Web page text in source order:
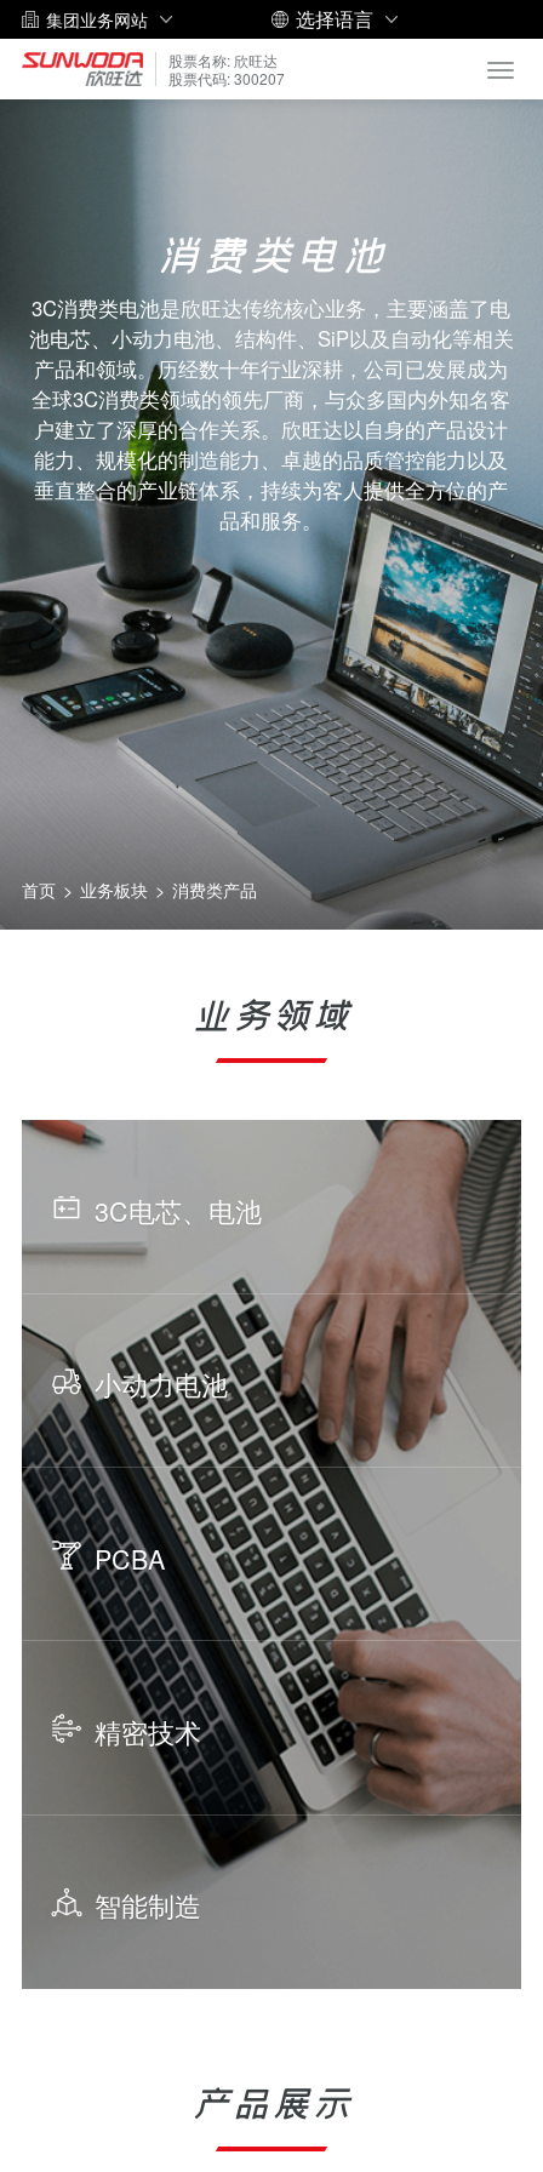
集团业务网站 选择语言
股票名称: 欣旺达
股票代码: 300207
消费类电池
3C消费类电池是欣旺达传统核心业务，主要涵盖了电
池电芯、小动力电池、结构件、SiP以及自动化等相关
产品和领域。历经数十年行业深耕，公司已发展成为
全球3C消费类领域的领先厂商，与众多国内外知名客
户建立了深厚的合作关系。欣旺达以自身的产品设计
能力、规模化的制造能力、卓越的品质管控能力以及
垂直整合的产业链体系，持续为客人提供全方位的产
品和服务。
首页 > 业务板块 > 消费类产品
业务领域
3C电芯、电池
小动力电池
PCBA
精密技术
智能制造
产品展示